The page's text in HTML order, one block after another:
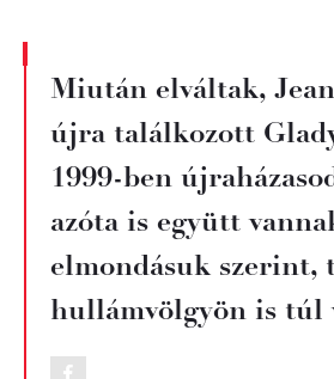
Miután elváltak,
újra találkozott
1999-ben
azóta is együtt
elmondásuk szerint,
hullámvölgyön is túl